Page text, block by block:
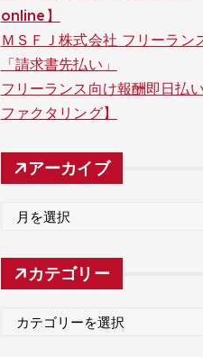
online】
ＭＳＦＪ株式会社 フリーラン
「請求書先払い」
フリーランス向け報酬即日払
ファクタリング】
アーカイブ
カ
イ
カテゴリー